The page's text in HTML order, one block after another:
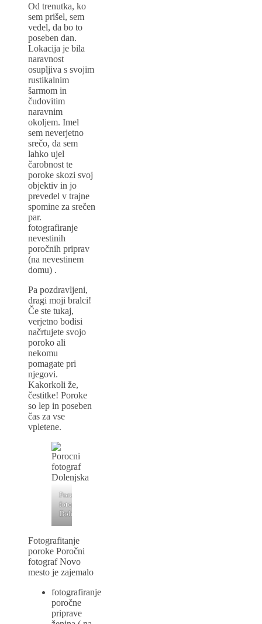
Od trenutka, ko
sem prišel, sem
vedel, da bo to
poseben dan.
Lokacija je bila
naravnost
osupljiva s svojim
rustikalnim
šarmom in
čudovitim
naravnim
okoljem. Imel
sem neverjetno
srečo, da sem
lahko ujel
čarobnost te
poroke skozi svoj
objektiv in jo
prevedel v trajne
spomine za srečen
par.
fotografiranje
nevestinih
poročnih priprav
(na nevestinem
domu) .
Pa pozdravljeni,
dragi moji bralci!
Če ste tukaj,
verjetno bodisi
načrtujete svojo
poroko ali
nekomu
pomagate pri
njegovi.
Kakorkoli že,
čestitke! Poroke
so lep in poseben
čas za vse
vpletene.
Porocni
fotograf
Dolenjska
Fotografitanje
poroke Poročni
fotograf Novo
mesto je zajemalo
fotografiranje
poročne
priprave